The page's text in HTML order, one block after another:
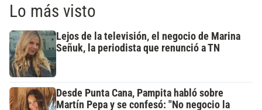
Lo más visto
Lejos de la televisión, el negocio de Marina
Señuk, la periodista que renunció a TN
Desde Punta Cana, Pampita habló sobre
Martín Pepa y se confesó: "No negocio la